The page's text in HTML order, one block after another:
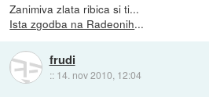
Zanimiva zlata ribica si ti...
Ista zgodba na Radeonih...
frudi
:: 14. nov 2010, 12:04